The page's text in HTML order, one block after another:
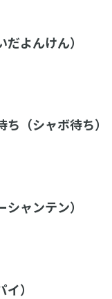
だよんけん）
ち（シャボ待ち）
シャンテン）
）